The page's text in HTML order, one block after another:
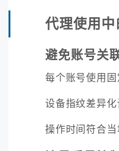
代理使用中
避免账号关
每个账号使用固
设备指纹差异化
操作时间符合当